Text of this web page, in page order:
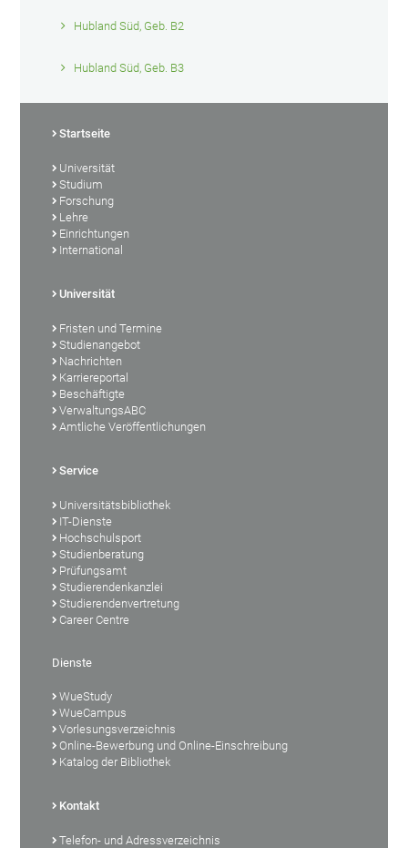
Hubland Süd, Geb. B2
Hubland Süd, Geb. B3
Startseite
Universität
Studium
Forschung
Lehre
Einrichtungen
International
Universität
Fristen und Termine
Studienangebot
Nachrichten
Karriereportal
Beschäftigte
VerwaltungsABC
Amtliche Veröffentlichungen
Service
Universitätsbibliothek
IT-Dienste
Hochschulsport
Studienberatung
Prüfungsamt
Studierendenkanzlei
Studierendenvertretung
Career Centre
Dienste
WueStudy
WueCampus
Vorlesungsverzeichnis
Online-Bewerbung und Online-Einschreibung
Katalog der Bibliothek
Kontakt
Telefon- und Adressverzeichnis